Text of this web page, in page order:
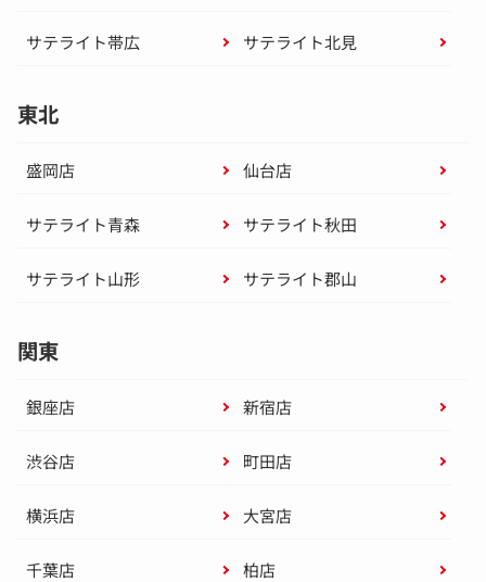
サテライト帯広 サテライト北見
東北
盛岡店 仙台店
サテライト青森 サテライト秋田
サテライト山形 サテライト郡山
関東
銀座店 新宿店
渋谷店 町田店
横浜店 大宮店
千葉店 柏店